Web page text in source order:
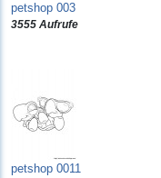
petshop 003
3555 Aufrufe
petshop 0011